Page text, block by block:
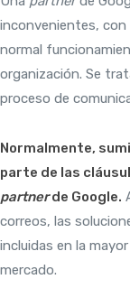
inconvenientes, con
normal
organización. Se
proceso de
Normalmente,
parte de las
partnerde Google.
correos, las
incluidas en la
mercado.